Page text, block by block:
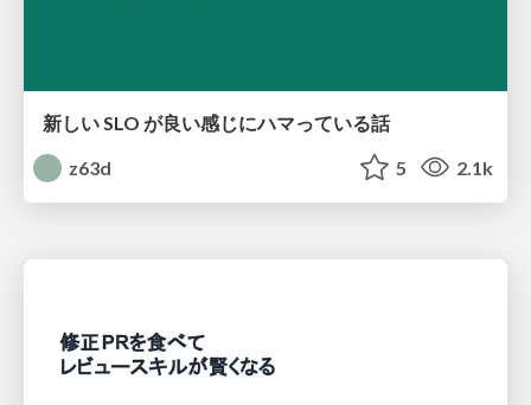
新しい SLO が良い感じにハマっている話
z63d
5 2.1k